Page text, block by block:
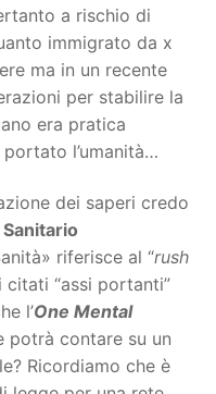
a rischio di
immigrato da x
ma in un recente
per stabilire la
era pratica
l’umanità…
dei saperi credo
Sanitario
riferisce al “rush
citati “assi portanti”
l’One Mental
potrà contare su un
Ricordiamo che è